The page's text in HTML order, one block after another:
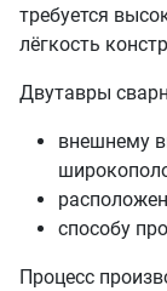
требуется
лёгкость
Двутавры
внешнему
способу
Процесс